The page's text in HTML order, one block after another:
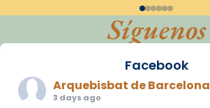
Síguenos
Facebook
Arquebisbat de Barcelona
3 days ago